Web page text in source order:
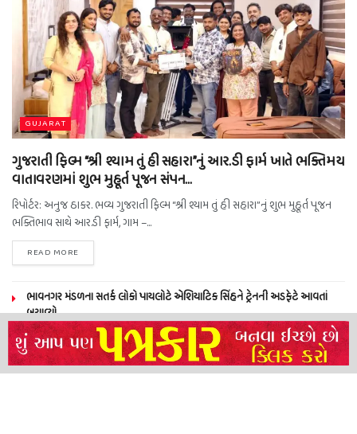
GUJARAT
ગુજરાતી ફિલ્મ “શ્રી શ્યામ તું હી સહારા”નું આર.ડી ફાર્મ ખાતે ભક્તિમય
વાતાવરણમાં શુભ મુહૂર્ત પૂજન સંપન…
રિપોર્ટર: અનુજ ઠાકર. ભવ્ય ગુજરાતી ફિલ્મ “શ્રી શ્યામ તું હી સહારા”નું શુભ મુહૂર્ત પૂજન
ભક્તિભાવ સાથે આર.ડી ફાર્મ, ગામ –...
READ MORE
ભાવનગર મંડળના સતર્ક લોકો પાયલોટે એશિયાટિક સિંહને ટ્રેનની અડફેટે આવતાં
બચાવ્યો
NEERAJ TIWARI’S ACTION FRANCHISE ROLLS WITH TIGER SHROFF,
REMO D’SOUZA AND A POWER-PACKED ENSEMBLE
ધારી પત્રકાર સંઘ – અમરેલી બ્રોડગેજ કમેટી દ્વારા જીલ્લા કલેકટર ને આવેદનપત્ર